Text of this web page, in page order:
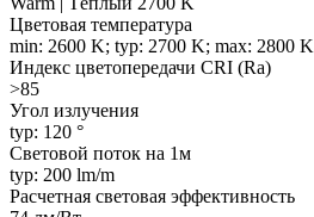
Цветовая температура
min: 2600 K; typ: 2700 K; max: 2800 K
Индекс цветопередачи CRI (Ra)
>85
Угол излучения
typ: 120 °
Световой поток на 1м
typ: 200 lm/m
Расчетная световая эффективность